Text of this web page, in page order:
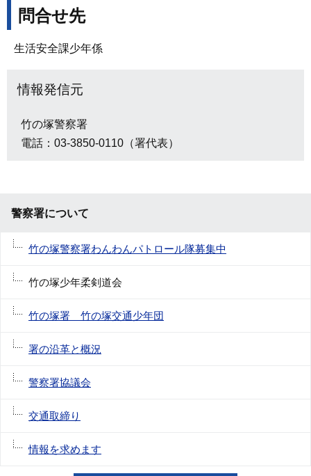
問合せ先
生活安全課少年係
情報発信元
竹の塚警察署
電話：03-3850-0110（署代表）
警察署について
竹の塚警察署わんわんパトロール隊募集中
竹の塚少年柔剣道会
竹の塚署 竹の塚交通少年団
署の沿革と概況
警察署協議会
交通取締り
情報を求めます